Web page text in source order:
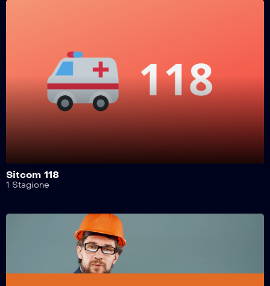
Safe Drive – 215^ Puntata
Safe Drive – 213^ Puntata
Safe Drive – 211^ Puntata
Sitcom 118
1 Stagione